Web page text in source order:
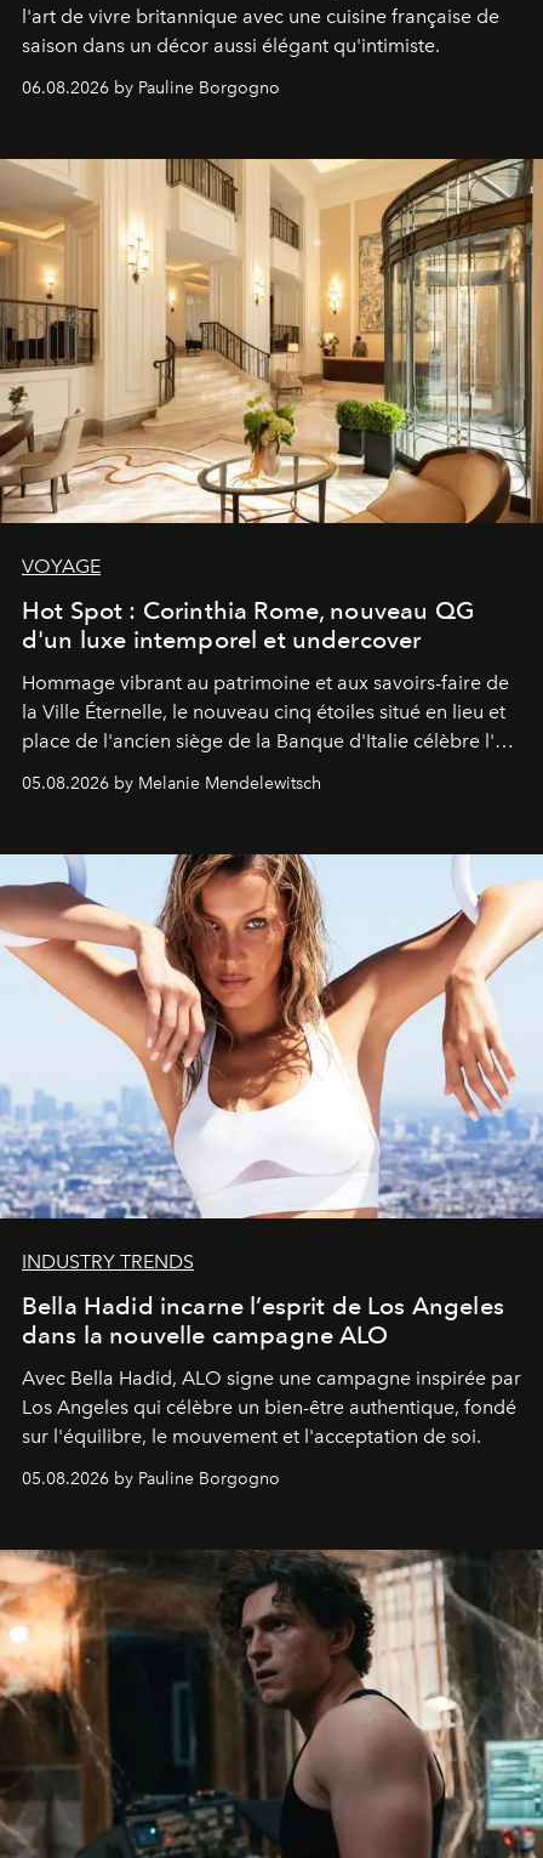
l'art de vivre britannique avec une cuisine française de
saison dans un décor aussi élégant qu'intimiste.
06.08.2026 by Pauline Borgogno
VOYAGE
Hot Spot : Corinthia Rome, nouveau QG
d'un luxe intemporel et undercover
Hommage vibrant au patrimoine et aux savoirs-faire de
la Ville Éternelle, le nouveau cinq étoiles situé en lieu et
place de l'ancien siège de la Banque d'Italie célèbre l'art
05.08.2026 by Melanie Mendelewitsch
INDUSTRY TRENDS
Bella Hadid incarne l’esprit de Los Angeles
dans la nouvelle campagne ALO
Avec Bella Hadid, ALO signe une campagne inspirée par
Los Angeles qui célèbre un bien-être authentique, fondé
sur l'équilibre, le mouvement et l'acceptation de soi.
05.08.2026 by Pauline Borgogno